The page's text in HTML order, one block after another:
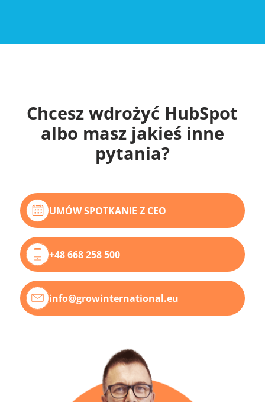
Chcesz wdrożyć HubSpot
albo masz jakieś inne
pytania?
UMÓW SPOTKANIE Z CEO
+48 668 258 500
info@growinternational.eu